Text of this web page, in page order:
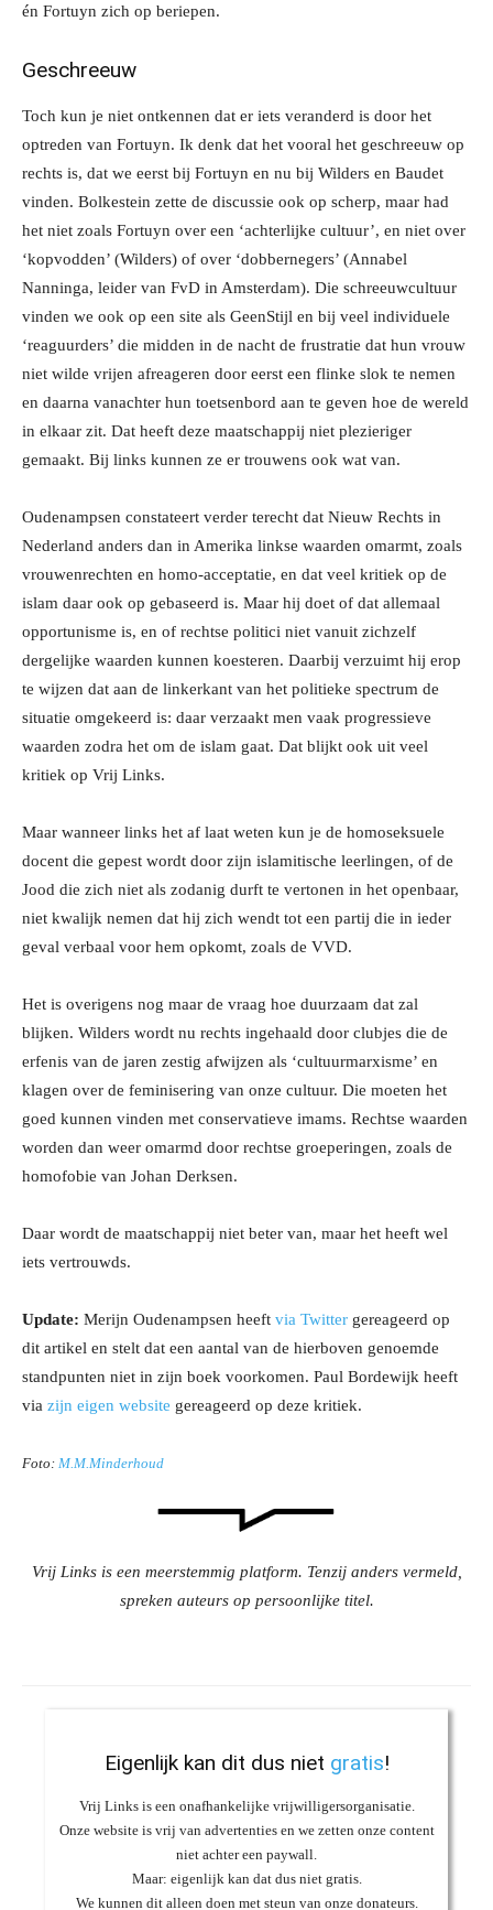
én Fortuyn zich op beriepen.
Geschreeuw
Toch kun je niet ontkennen dat er iets veranderd is door het
optreden van Fortuyn. Ik denk dat het vooral het geschreeuw op
rechts is, dat we eerst bij Fortuyn en nu bij Wilders en Baudet
vinden. Bolkestein zette de discussie ook op scherp, maar had
het niet zoals Fortuyn over een ‘achterlijke cultuur’, en niet over
‘kopvodden’ (Wilders) of over ‘dobbernegers’ (Annabel
Nanninga, leider van FvD in Amsterdam). Die schreeuwcultuur
vinden we ook op een site als GeenStijl en bij veel individuele
‘reaguurders’ die midden in de nacht de frustratie dat hun vrouw
niet wilde vrijen afreageren door eerst een flinke slok te nemen
en daarna vanachter hun toetsenbord aan te geven hoe de wereld
in elkaar zit. Dat heeft deze maatschappij niet plezieriger
gemaakt. Bij links kunnen ze er trouwens ook wat van.
Oudenampsen constateert verder terecht dat Nieuw Rechts in
Nederland anders dan in Amerika linkse waarden omarmt, zoals
vrouwenrechten en homo-acceptatie, en dat veel kritiek op de
islam daar ook op gebaseerd is. Maar hij doet of dat allemaal
opportunisme is, en of rechtse politici niet vanuit zichzelf
dergelijke waarden kunnen koesteren. Daarbij verzuimt hij erop
te wijzen dat aan de linkerkant van het politieke spectrum de
situatie omgekeerd is: daar verzaakt men vaak progressieve
waarden zodra het om de islam gaat. Dat blijkt ook uit veel
kritiek op Vrij Links.
Maar wanneer links het af laat weten kun je de homoseksuele
docent die gepest wordt door zijn islamitische leerlingen, of de
Jood die zich niet als zodanig durft te vertonen in het openbaar,
niet kwalijk nemen dat hij zich wendt tot een partij die in ieder
geval verbaal voor hem opkomt, zoals de VVD.
Het is overigens nog maar de vraag hoe duurzaam dat zal
blijken. Wilders wordt nu rechts ingehaald door clubjes die de
erfenis van de jaren zestig afwijzen als ‘cultuurmarxisme’ en
klagen over de feminisering van onze cultuur. Die moeten het
goed kunnen vinden met conservatieve imams. Rechtse waarden
worden dan weer omarmd door rechtse groeperingen, zoals de
homofobie van Johan Derksen.
Daar wordt de maatschappij niet beter van, maar het heeft wel
iets vertrouwds.
Update: Merijn Oudenampsen heeft via Twitter gereageerd op
dit artikel en stelt dat een aantal van de hierboven genoemde
standpunten niet in zijn boek voorkomen. Paul Bordewijk heeft
via zijn eigen website gereageerd op deze kritiek.
Foto: M.M.Minderhoud
Vrij Links is een meerstemmig platform. Tenzij anders vermeld,
spreken auteurs op persoonlijke titel.
Eigenlijk kan dit dus niet gratis!
Vrij Links is een onafhankelijke vrijwilligersorganisatie.
Onze website is vrij van advertenties en we zetten onze content
niet achter een paywall.
Maar: eigenlijk kan dat dus niet gratis.
We kunnen dit alleen doen met steun van onze donateurs.